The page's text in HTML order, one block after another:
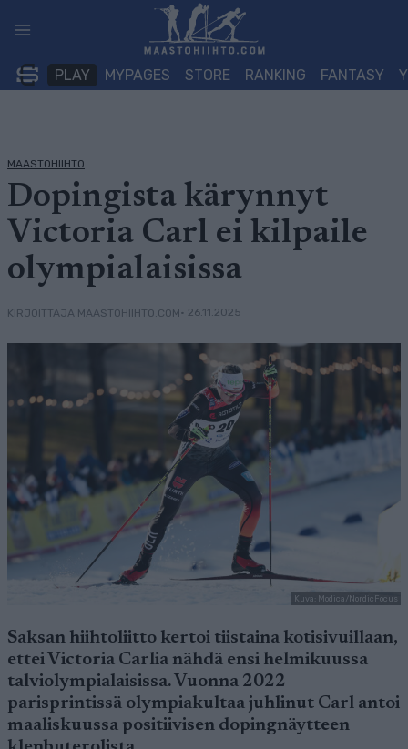
sisältöön
PLAY MYPAGES STORE RANKING FANTASY
MAASTOHIIHTO
Dopingista kärynnyt
Victoria Carl ei kilpaile
olympialaisissa
KIRJOITTAJA MAASTOHIIHTO.COM• 26.11.2025
Kuva: Modica/NordicFocus
Saksan hiihtoliitto kertoi tiistaina kotisivuillaan,
ettei Victoria Carlia nähdä ensi helmikuussa
talviolympialaisissa. Vuonna 2022
parisprintissä olympiakultaa juhlinut Carl antoi
maaliskuussa positiivisen dopingnäytteen